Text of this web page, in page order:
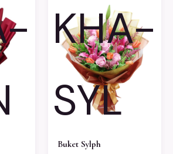
KHA-
SYL
Buket Sylph